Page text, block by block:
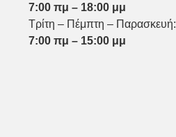
7:00 πμ – 18:00 μμ
Τρίτη – Πέμπτη – Παρασκευή:
7:00 πμ – 15:00 μμ